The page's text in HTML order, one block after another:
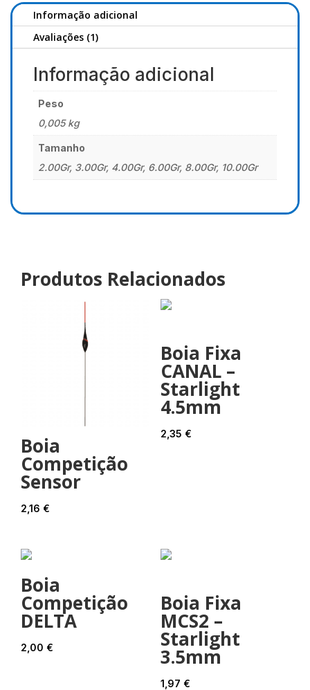
4.5mm
Informação adicional
Avaliações (1)
Informação adicional
Peso
0,005 kg
Tamanho
2.00Gr, 3.00Gr, 4.00Gr, 6.00Gr, 8.00Gr, 10.00Gr
Produtos Relacionados
Boia
Competição
Sensor
2,16 €
Boia Fixa
CANAL –
Starlight
4.5mm
2,35 €
Boia
Competição
DELTA
2,00 €
Boia Fixa
MCS2 –
Starlight
3.5mm
1,97 €